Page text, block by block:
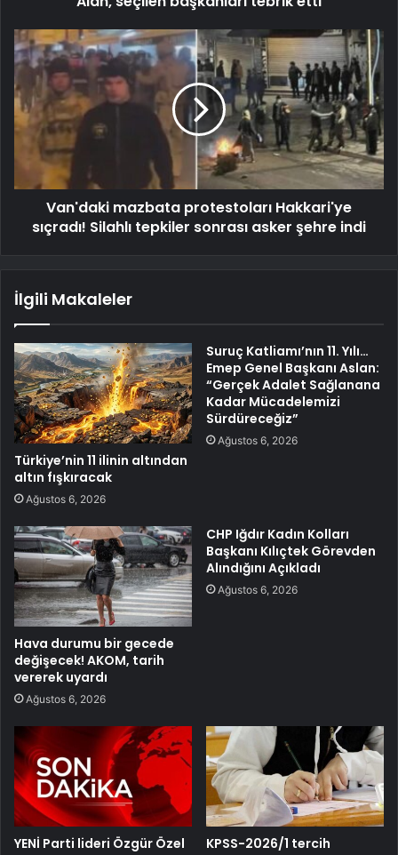
Van'daki mazbata protestoları Hakkari'ye
sıçradı! Silahlı tepkiler sonrası asker şehre indi
İlgili Makaleler
Türkiye’nin 11 ilinin altından
altın fışkıracak
Ağustos 6, 2026
Suruç Katliamı’nın 11. Yılı…
Emep Genel Başkanı Aslan:
“Gerçek Adalet Sağlanana
Kadar Mücadelemizi
Sürdüreceğiz”
Ağustos 6, 2026
Hava durumu bir gecede
değişecek! AKOM, tarih
vererek uyardı
Ağustos 6, 2026
CHP Iğdır Kadın Kolları
Başkanı Kılıçtek Görevden
Alındığını Açıkladı
Ağustos 6, 2026
YENİ Parti lideri Özgür Özel
KPSS-2026/1 tercih